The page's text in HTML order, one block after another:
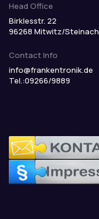
Head Office
Birklesstr. 22
96268 Mitwitz/Steinach
Contact Info
info@frankentronik.de
Tel.:09266/9889